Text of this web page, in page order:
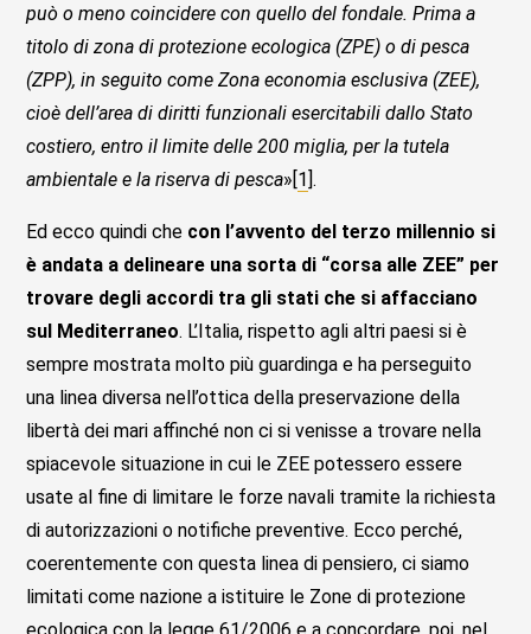
può o meno coincidere con quello del fondale. Prima a
titolo di zona di protezione ecologica (ZPE) o di pesca
(ZPP), in seguito come Zona economia esclusiva (ZEE),
cioè dell’area di diritti funzionali esercitabili dallo Stato
costiero, entro il limite delle 200 miglia, per la tutela
ambientale e la riserva di pesca»[1].
Ed ecco quindi che con l’avvento del terzo millennio si
è andata a delineare una sorta di “corsa alle ZEE” per
trovare degli accordi tra gli stati che si affacciano
sul Mediterraneo. L’Italia, rispetto agli altri paesi si è
sempre mostrata molto più guardinga e ha perseguito
una linea diversa nell’ottica della preservazione della
libertà dei mari affinché non ci si venisse a trovare nella
spiacevole situazione in cui le ZEE potessero essere
usate al fine di limitare le forze navali tramite la richiesta
di autorizzazioni o notifiche preventive. Ecco perché,
coerentemente con questa linea di pensiero, ci siamo
limitati come nazione a istituire le Zone di protezione